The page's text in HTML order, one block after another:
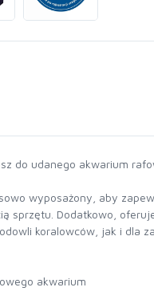
do udanego akwarium
wyposażony, aby
sprzętu. Dodatkowo,
koralowców, jak i dla
akwarium